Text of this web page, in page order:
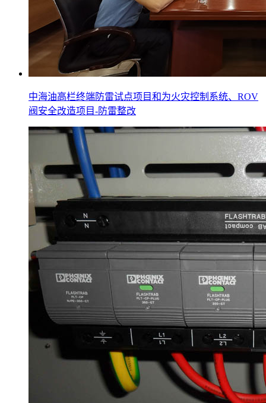
中海油高栏终端防雷试点项目和为火灾控制系统、ROV
阀安全改造项目-防雷整改